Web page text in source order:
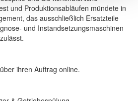
und Produktionsabläufen mündete in
das ausschließlich Ersatzteile
und Instandsetzungsmaschinen
ihren Auftrag online.